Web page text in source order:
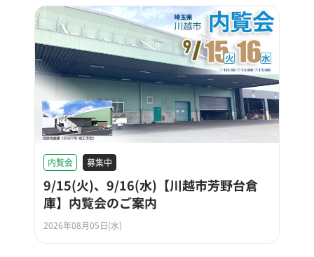
内覧会 募集中
9/15(火)、9/16(水)【川越市芳野台倉
庫】内覧会のご案内
2026年08月05日(水)